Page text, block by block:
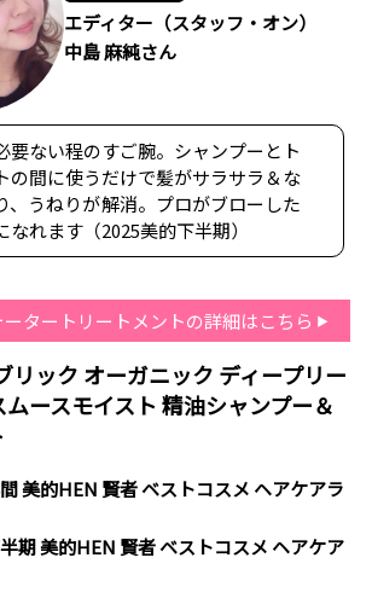
エディター（スタッフ・オン）
中島 麻純さん
要ない程のすご腕。シャンプーとト
の間に使うだけで髪がサラサラ＆な
、うねりが解消。プロがブローした
なれます（2025美的下半期）
タートリートメントの詳細はこちら
リック オーガニック ディープリー
ースモイスト 精油シャンプー＆
間 美的HEN 賢者 ベストコスメ ヘアケアラ
半期 美的HEN 賢者 ベストコスメ ヘアケア